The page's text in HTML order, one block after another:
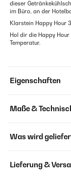
dieser
im Büro, an der
Klarstein Happy Hour
Hol dir die Happy
Temperatur.
Eigenschaften
Maße &
Was wird
Lieferung &